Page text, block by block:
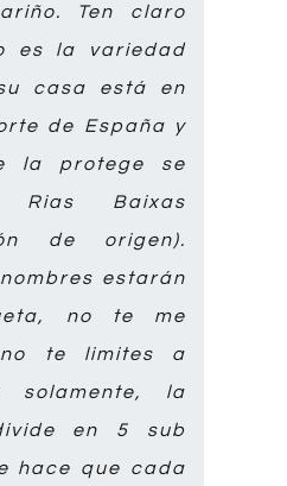
Ten claro
es la variedad
casa está en
de España y
la protege se
Rias Baixas
de origen).
estarán
no te me
te limites a
solamente, la
en 5 sub
hace que cada